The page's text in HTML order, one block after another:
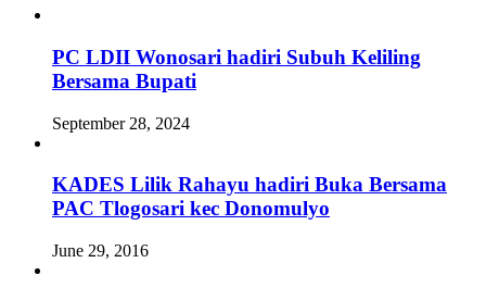
PC LDII Wonosari hadiri Subuh Keliling
Bersama Bupati
September 28, 2024
KADES Lilik Rahayu hadiri Buka Bersama
PAC Tlogosari kec Donomulyo
June 29, 2016